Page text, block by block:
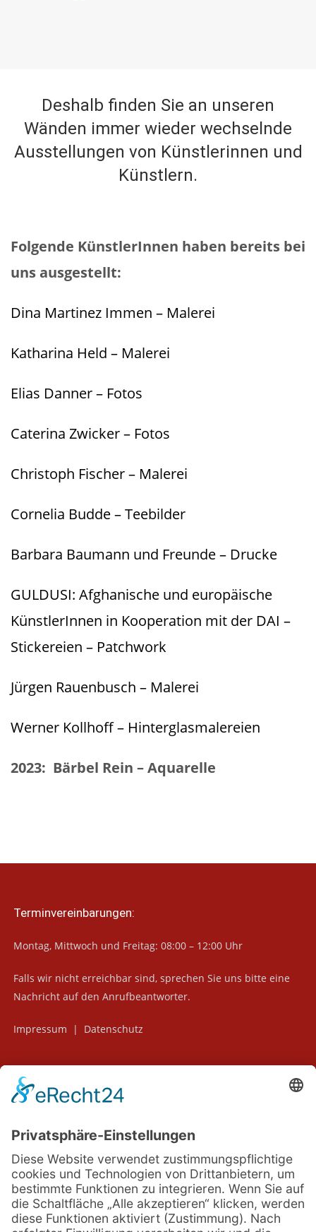
Deshalb finden Sie an unseren
Wänden immer wieder wechselnde
Ausstellungen von Künstlerinnen und
Künstlern.
Folgende KünstlerInnen haben bereits bei
uns ausgestellt:
Dina Martinez Immen – Malerei
Katharina Held – Malerei
Elias Danner – Fotos
Caterina Zwicker – Fotos
Christoph Fischer – Malerei
Cornelia Budde – Teebilder
Barbara Baumann und Freunde – Drucke
GULDUSI: Afghanische und europäische
KünstlerInnen in Kooperation mit der DAI –
Stickereien – Patchwork
Jürgen Rauenbusch – Malerei
Werner Kollhoff – Hinterglasmalereien
2023: Bärbel Rein – Aquarelle
Terminvereinbarungen:
Montag, Mittwoch und Freitag: 08:00 – 12:00 Uhr
Falls wir nicht erreichbar sind, sprechen Sie uns bitte eine
Nachricht auf den Anrufbeantworter.
Impressum | Datenschutz
Spezialisierungen
Über uns
Kontakt